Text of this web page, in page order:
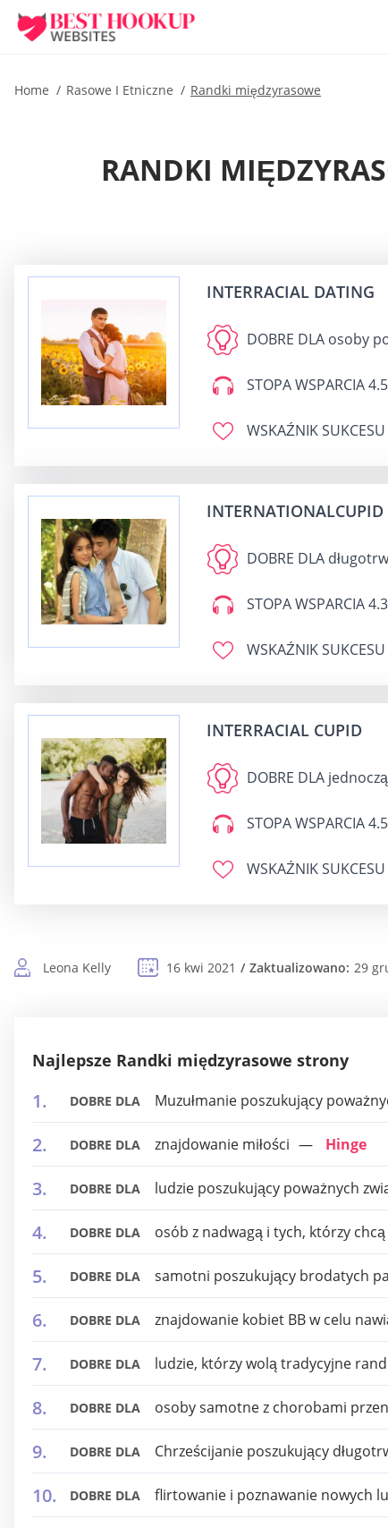
Home Rasowe I Etniczne Randki międzyrasowe
RANDKI
INTERRACIAL DATING
DOBRE DLA osoby
STOPA WSPARCIA
WSKAŹNIK SUKCESU
INTERNATIONALCUPID
DOBRE DLA
STOPA WSPARCIA
WSKAŹNIK SUKCESU
INTERRACIAL CUPID
DOBRE DLA
STOPA WSPARCIA
WSKAŹNIK SUKCESU
Leona Kelly 16 kwi 2021 Zaktualizowano: 29
Najlepsze Randki międzyrasowe strony
DOBRE DLA Muzułmanie poszukujący
DOBRE DLA znajdowanie miłości Hinge
DOBRE DLA ludzie poszukujący poważnych
DOBRE DLA osób z nadwagą i tych, którzy
DOBRE DLA samotni poszukujący brodatych
DOBRE DLA znajdowanie kobiet BB w celu
DOBRE DLA ludzie, którzy wolą tradycyjne
DOBRE DLA osoby samotne z chorobami
DOBRE DLA Chrześcijanie poszukujący
DOBRE DLA flirtowanie i poznawanie nowych